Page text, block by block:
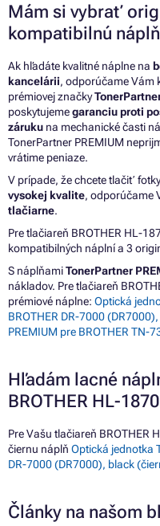
Mám si vybrať
kompatibilnú
Ak hľadáte kvalitné náplne na
kancelárii, odporúčame Vám
prémiovej značky
poskytujemegaranciu proti
záruku na mechanické časti
TonerPartner PREMIUM
vrátime peniaze.
V prípade, že chcete tlačiť
vysokej kvalite, odporúčame
tlačiarne.
Pre tlačiareň BROTHER HL-
kompatibilných náplní a 3
S náplňamiTonerPartner
nákladov. Pre tlačiareň
prémiové náplne: Optická
BROTHER DR-7000
PREMIUM pre BROTHER TN-
Hľadám lacné
BROTHER HL-
Pre Vašu tlačiareň BROTHER
čiernu náplň Optická jednotka
DR-7000 (DR7000), black
Články na našom